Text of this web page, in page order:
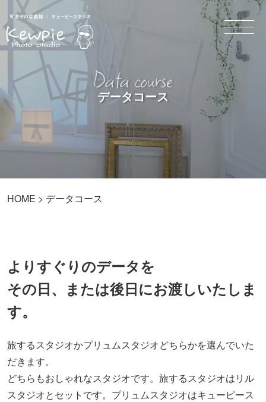
Data course
データコース
HOME > データコース
よりすぐりのデータを
その日、または後日にお渡しいたしま
す。
旅するスタジオかプリュムスタジオどちらかを選んでいた
だきます。
どちらもおしゃれなスタジオです。旅するスタジオはリル
スタジオとセットです。プリュムスタジオはキューピース